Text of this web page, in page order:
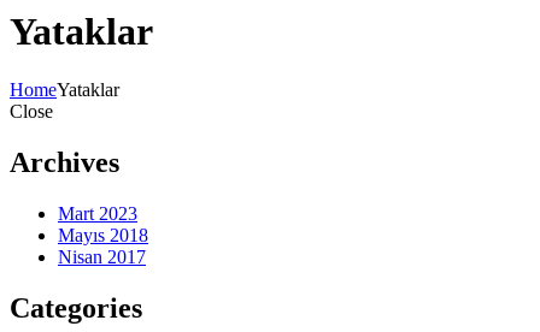
Yataklar
HomeYataklar
Close
Archives
Mart 2023
Mayıs 2018
Nisan 2017
Categories